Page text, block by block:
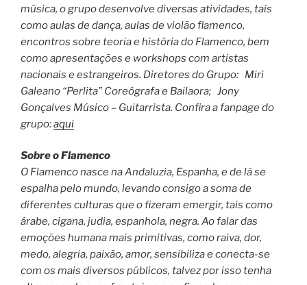
música, o grupo desenvolve diversas atividades, tais
como aulas de dança, aulas de violão flamenco,
encontros sobre teoria e história do Flamenco, bem
como apresentações e workshops com artistas
nacionais e estrangeiros. Diretores do Grupo: Miri
Galeano “Perlita” Coreógrafa e Bailaora; Jony
Gonçalves Músico – Guitarrista. Confira a fanpage do
grupo:aqui
Sobre o Flamenco
O Flamenco nasce na Andaluzia, Espanha, e de lá se
espalha pelo mundo, levando consigo a soma de
diferentes culturas que o fizeram emergir, tais como
árabe, cigana, judia, espanhola, negra. Ao falar das
emoções humana mais primitivas, como raiva, dor,
medo, alegria, paixão, amor, sensibiliza e conecta-se
com os mais diversos públicos, talvez por isso tenha